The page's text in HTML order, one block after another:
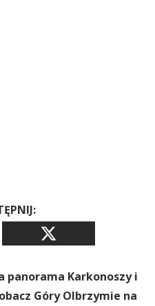
panorama Karkonoszy i
Góry Olbrzymie na